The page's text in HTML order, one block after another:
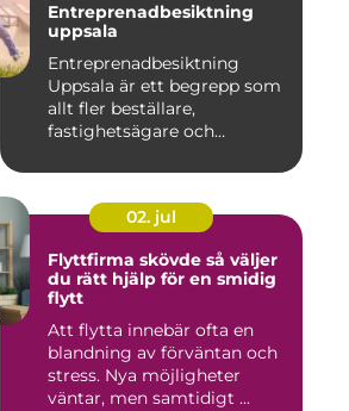
Entreprenadbesiktning
uppsala
Entreprenadbesiktning
Uppsala är ett begrepp som
allt fler beställare,
fastighetsägare och
02. jul
Flyttfirma skövde så väljer
du rätt hjälp för en smidig
flytt
Att flytta innebär ofta en
blandning av förväntan och
stress. Nya möjligheter
väntar, men samtidigt ...